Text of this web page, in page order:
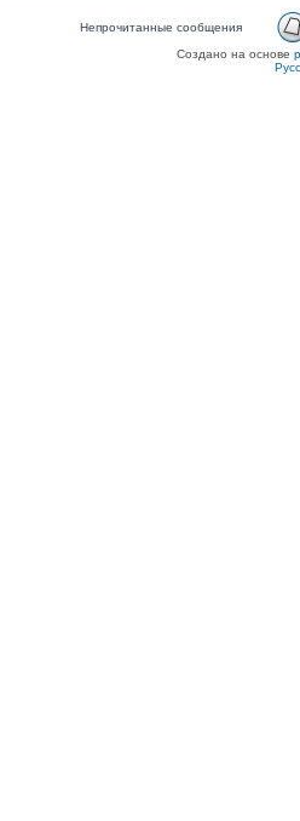
Непрочитанные сообщения
Создано на основе